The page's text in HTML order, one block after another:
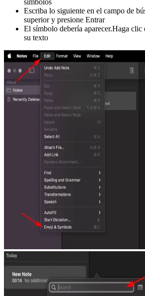
símbolos
Escriba lo siguiente en el campo de
superior y presione Entrar
El símbolo debería aparecer.Haga clic
su texto